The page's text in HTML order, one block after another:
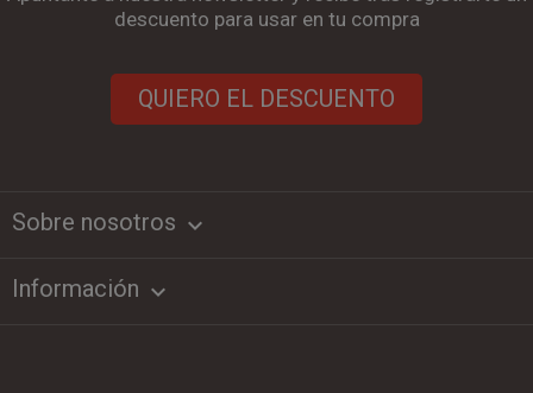
descuento para usar en tu compra
QUIERO EL DESCUENTO
Sobre nosotros keyboard_arrow_down
Información 